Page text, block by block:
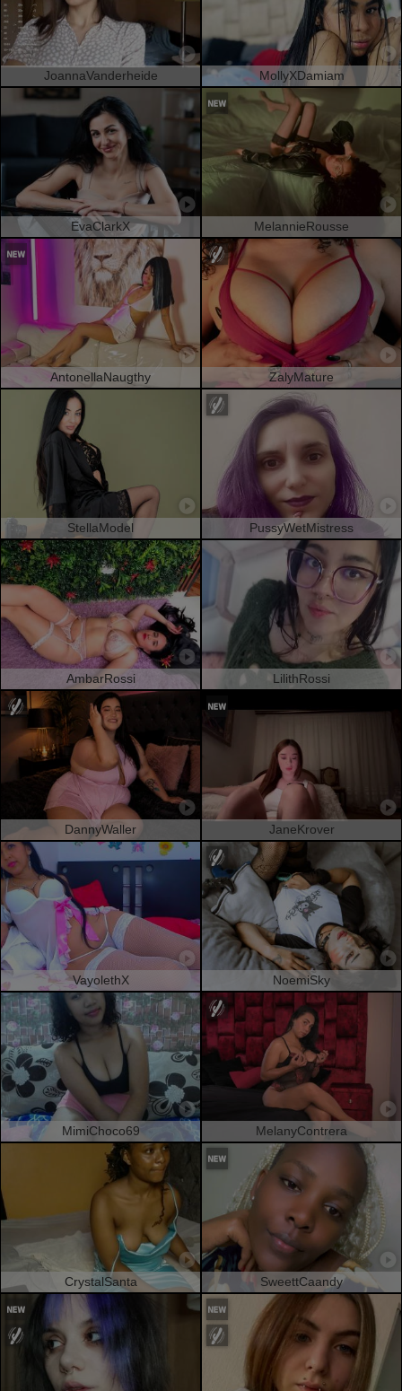
JoannaVanderheide MollyXDamiam
EvaClarkX MelannieRousse
AntonellaNaugthy ZalyMature
StellaModel PussyWetMistress
AmbarRossi LilithRossi
DannyWaller JaneKrover
VayolethX NoemiSky
MimiChoco69 MelanyContrera
CrystalSanta SweettCaandy